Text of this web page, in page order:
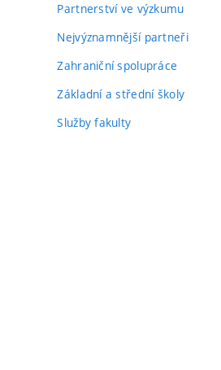
Partnerství ve výzkumu
Nejvýznamnější partneři
Zahraniční spolupráce
Základní a střední školy
Služby fakulty